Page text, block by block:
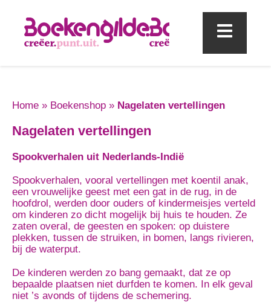
Home » Boekenshop » Nagelaten vertellingen
Nagelaten vertellingen
Spookverhalen uit Nederlands-Indië
Spookverhalen, vooral vertellingen met koentil anak,
een vrouwelijke geest met een gat in de rug, in de
hoofdrol, werden door ouders of kindermeisjes verteld
om kinderen zo dicht mogelijk bij huis te houden. Ze
zaten overal, de geesten en spoken: op duistere
plekken, tussen de struiken, in bomen, langs rivieren,
bij de waterput.
De kinderen werden zo bang gemaakt, dat ze op
bepaalde plaatsen niet durfden te komen. In elk geval
niet ’s avonds of tijdens de schemering.